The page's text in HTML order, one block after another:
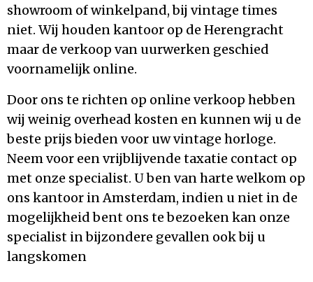
showroom of winkelpand, bij vintage times
niet. Wij houden kantoor op de Herengracht
maar de verkoop van uurwerken geschied
voornamelijk online.
Door ons te richten op online verkoop hebben
wij weinig overhead kosten en kunnen wij u de
beste prijs bieden voor uw vintage horloge.
Neem voor een vrijblijvende taxatie contact op
met onze specialist. U ben van harte welkom op
ons kantoor in Amsterdam, indien u niet in de
mogelijkheid bent ons te bezoeken kan onze
specialist in bijzondere gevallen ook bij u
langskomen